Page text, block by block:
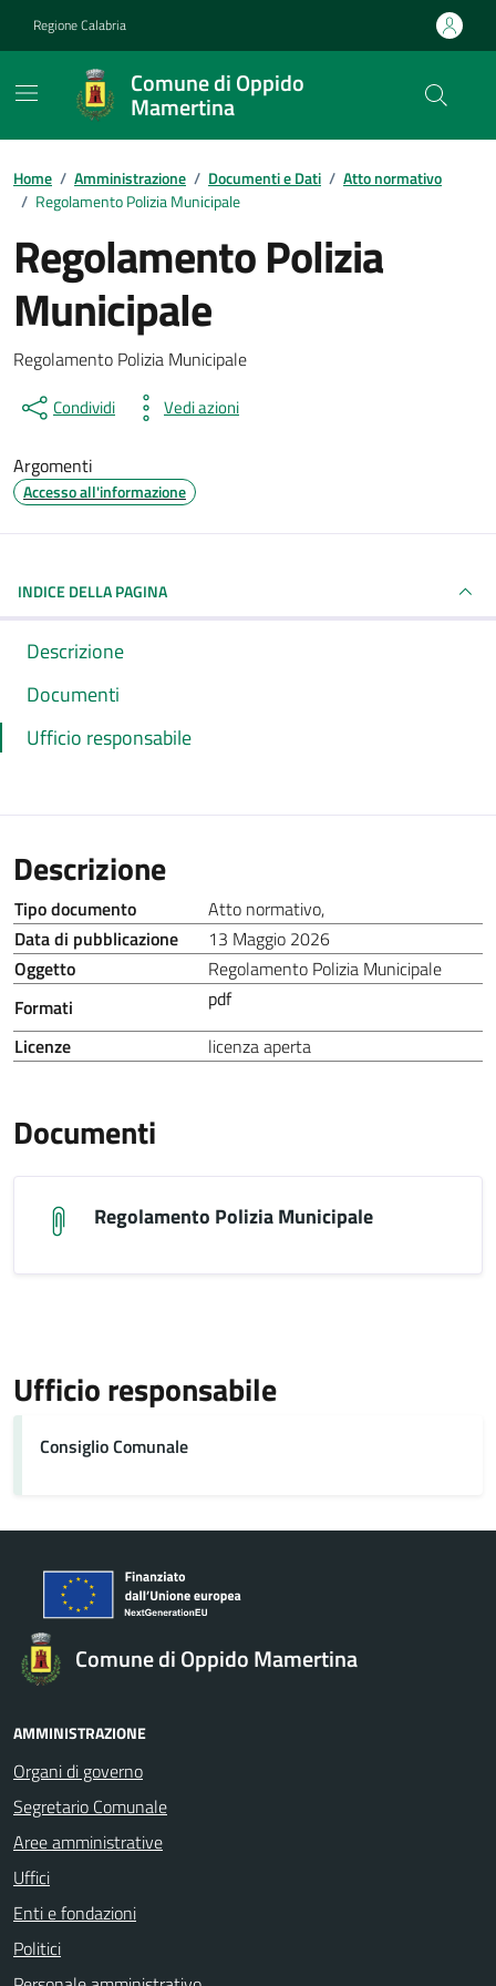
Regione Calabria
Comune di Oppido
Mamertina
Home / Amministrazione / Documenti e Dati / Atto normativo
/ Regolamento Polizia Municipale
Regolamento Polizia
Municipale
Dettagli del documento
Regolamento Polizia Municipale
Condividi Vedi azioni
Argomenti
Accesso all'informazione
INDICE DELLA PAGINA
Descrizione
Documenti
Ufficio responsabile
Descrizione
Tipo documento Atto normativo,
Data di pubblicazione
13 Maggio 2026
Oggetto
Regolamento Polizia Municipale
Formati
pdf
Licenze
licenza aperta
Documenti
Regolamento Polizia Municipale
Ufficio responsabile
Consiglio Comunale
Comune di Oppido Mamertina
AMMINISTRAZIONE
Organi di governo
Segretario Comunale
Aree amministrative
Uffici
Enti e fondazioni
Politici